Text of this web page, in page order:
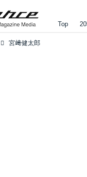
Top
宮﨑健太郎